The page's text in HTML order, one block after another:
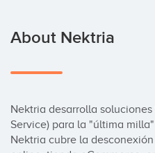
About Nektria
Nektria desarrolla soluciones
Service) para la "última
Nektria cubre la